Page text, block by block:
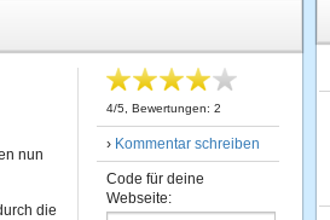
nun
die
4/5 , Bewertungen: 2
› Kommentar schreiben
Code für deine
Webseite: